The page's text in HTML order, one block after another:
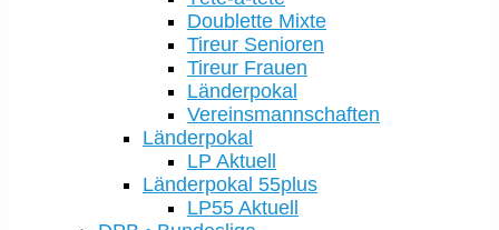
Doublette Mixte
Tireur Senioren
Tireur Frauen
Länderpokal
Vereinsmannschaften
Länderpokal
LP Aktuell
Länderpokal 55plus
LP55 Aktuell